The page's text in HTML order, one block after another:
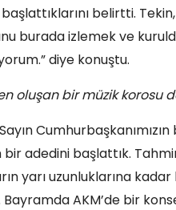
belirtti.
burada izlemek ve
diye konuştu.
oluşan bir müzik korosu
Sayın
adedini başlattık.
yarı uzunluklarına kadar
AKM’de bir